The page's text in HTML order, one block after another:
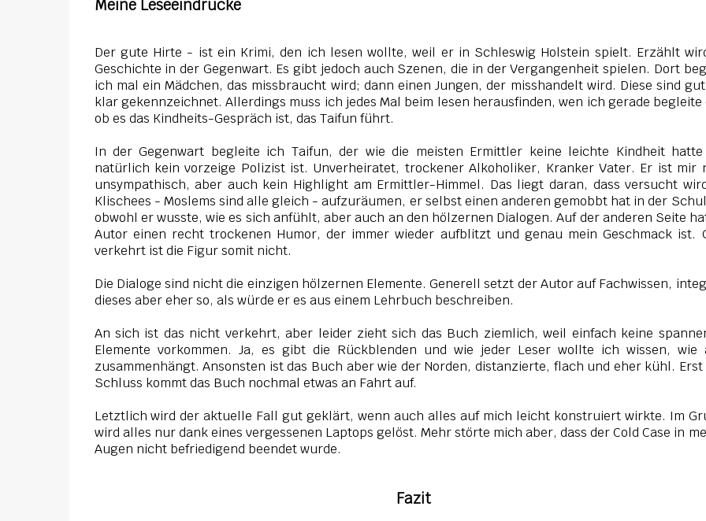
Meine Leseeindrücke
Der gute Hirte - ist ein Krimi, den ich lesen wollte, weil er in Schleswig Holstein spielt. Erzählt
Geschichte in der Gegenwart. Es gibt jedoch auch Szenen, die in der Vergangenheit spielen. Dort
ich mal ein Mädchen, das missbraucht wird; dann einen Jungen, der misshandelt wird. Diese sind
klar gekennzeichnet. Allerdings muss ich jedes Mal beim lesen herausfinden, wen ich gerade begleite
ob es das Kindheits-Gespräch ist, das Taifun führt.
In der Gegenwart begleite ich Taifun, der wie die meisten Ermittler keine leichte Kindheit
natürlich kein vorzeige Polizist ist. Unverheiratet, trockener Alkoholiker, Kranker Vater. Er ist mir
unsympathisch, aber auch kein Highlight am Ermittler-Himmel. Das liegt daran, dass versucht
Klischees - Moslems sind alle gleich - aufzuräumen, er selbst einen anderen gemobbt hat in der
obwohl er wusste, wie es sich anfühlt, aber auch an den hölzernen Dialogen.Auf der anderen Seite
Autor einen recht trockenen Humor, der immer wieder aufblitzt und genau mein Geschmack ist.
verkehrt ist die Figur somit nicht.
Die Dialoge sind nicht die einzigen hölzernen Elemente. Generell setzt der Autor auf Fachwissen,
dieses aber eher so, als würde er es aus einem Lehrbuch beschreiben.
An sich ist das nicht verkehrt, aber leider zieht sich das Buch ziemlich, weil einfach keine
Elemente vorkommen. Ja, es gibt die Rückblenden und wie jeder Leser wollte ich wissen, wie
zusammenhängt. Ansonsten ist das Buch aber wie der Norden, distanzierte, flach und eher kühl. Erst
Schluss kommt das Buch nochmal etwas an Fahrt auf.
Letztlich wird der aktuelle Fall gut geklärt, wenn auch alles auf mich leicht konstruiert wirkte. Im
wird alles nur dank eines vergessenen Laptops gelöst. Mehr störte mich aber, dass der Cold Case in
Augen nicht befriedigend beendet wurde.
Fazit